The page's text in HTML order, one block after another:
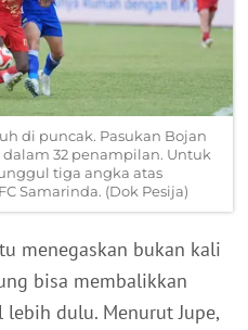
di puncak. Pasukan Bojan
32 penampilan. Untuk
tiga angka atas
Samarinda. (Dok Pesija)
menegaskan bukan kali
bisa membalikkan
dulu. Menurut Jupe,